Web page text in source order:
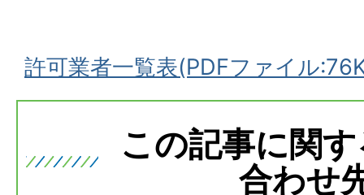
許可業者一覧表(PDFファイル
この記事に関
合わせ